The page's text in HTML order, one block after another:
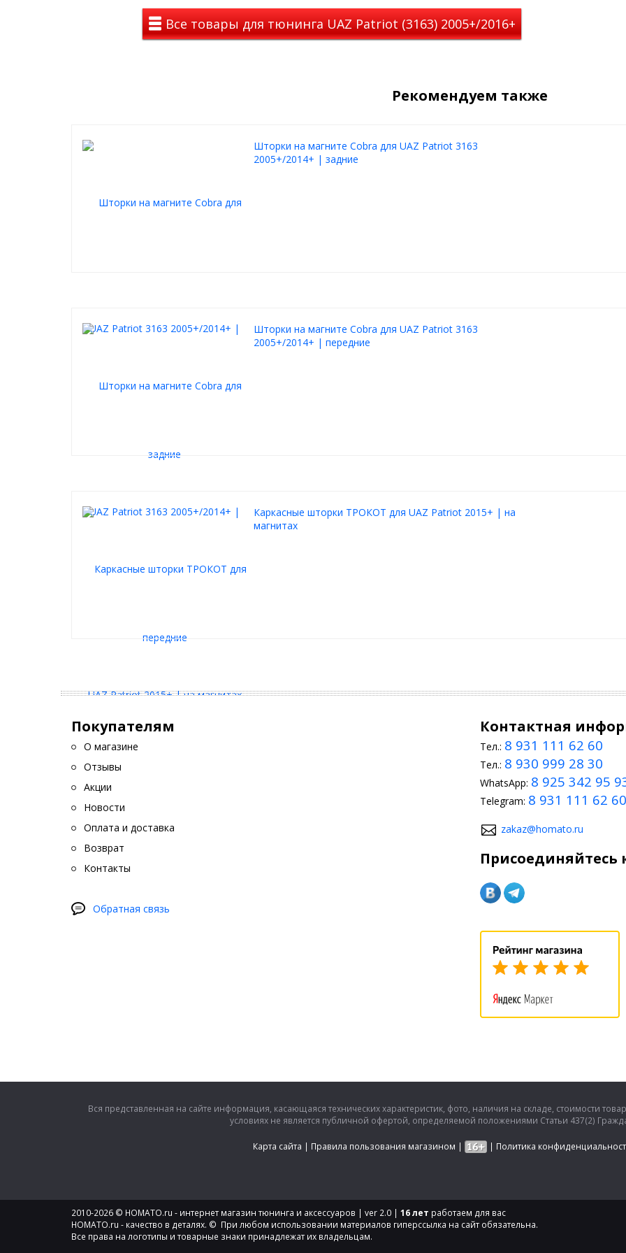
Все товары для тюнинга UAZ Patriot (3163) 2005+/2016+
Рекомендуем также
Шторки на магните Cobra для UAZ Patriot 3163
2005+/2014+ | задние
Шторки на магните Cobra для UAZ Patriot 3163
2005+/2014+ | передние
Каркасные шторки ТРОКОТ для UAZ Patriot 2015+ | на
магнитах
Покупателям
О магазине
Отзывы
Акции
Новости
Оплата и доставка
Возврат
Контакты
Обратная связь
Контактная
Тел.: 8 931 111 62 60
Тел.: 8 930 999 28 30
WhatsApp: 8 925 342 95
Telegram: 8 931 111 62 60
zakaz@homato.ru
Присоединяйтесь
Вся представленная на сайте информация, касающаяся технических характеристик, фото, наличия на складе, стоимости
условиях не является публичной офертой, определяемой положениями Статьи 437(2)
Карта сайта | Правила пользования магазином | | Политика
2010-2026 © HOMATO.ru - интернет магазин тюнинга и аксессуаров | ver 2.0 | 16 лет работаем для вас
HOMATO.ru - качество в деталях. © При любом использовании материалов гиперссылка на сайт обязательна.
Все права на логотипы и товарные знаки принадлежат их владельцам.